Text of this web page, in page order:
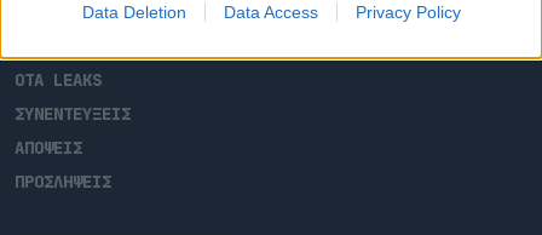
Data Deletion Data Access Privacy Policy
OTA LEAKS
ΣΥΝΕΝΤΕΥΞΕΙΣ
ΑΠΟΨΕΙΣ
ΠΡΟΣΛΗΨΕΙΣ